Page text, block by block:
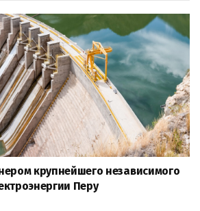
крупнейшего независимого
Перу